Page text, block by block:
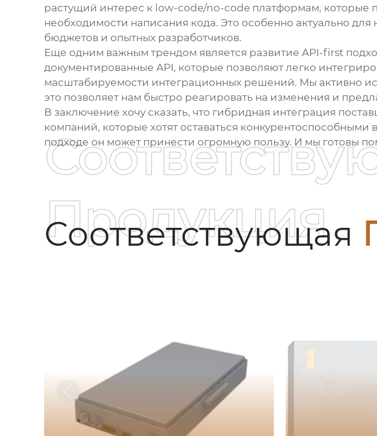
растущий интерес к low-code/no-code платформам, которые
необходимости написания кода. Это особенно актуально
бюджетов и опытных разработчиков.
Еще одним важным трендом является развитие API-first
документированные API, которые позволяют легко
масштабируемости интеграционных решений. Мы активно
это позволяет нам быстро реагировать на изменения и
В заключение хочу сказать, что гибридная интеграция
компаний, которые хотят оставаться
подходе он может принести огромную пользу. И мы готовы
Соответствующая
Продукция